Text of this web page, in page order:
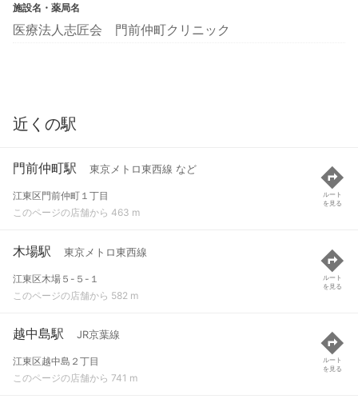
施設名・薬局名
医療法人志匠会 門前仲町クリニック
近くの駅
門前仲町駅 東京メトロ東西線 など
江東区門前仲町１丁目
このページの店舗から 463 m
ルート
を見る
木場駅 東京メトロ東西線
江東区木場５-５-１
このページの店舗から 582 m
ルート
を見る
越中島駅 JR京葉線
江東区越中島２丁目
このページの店舗から 741 m
ルート
を見る